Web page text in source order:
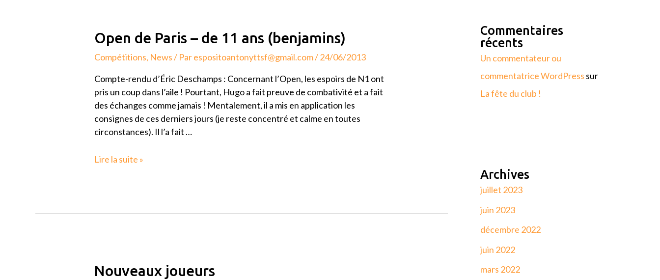
Open de Paris – de 11 ans (benjamins)
Compétitions, News/ Parespositoantonyttsf@gmail.com/24/06/2013
Compte-rendu d’Éric Deschamps : Concernant l’Open, les espoirs de N1 ont
pris un coup dans l’aile ! Pourtant, Hugo a fait preuve de combativité et a fait
des échanges comme jamais ! Mentalement, il a mis en application les
consignes de ces derniers jours (je reste concentré et calme en toutes
circonstances). Il l’a fait …
Open
Paris
–
de
11
(benjamins)
Lire la suite »
Nouveaux joueurs
Nouveaux
Commentaires
récents
Un commentateur ou
commentatrice WordPress sur
La fête du club !
Archives
juillet 2023
juin 2023
décembre 2022
juin 2022
mars 2022